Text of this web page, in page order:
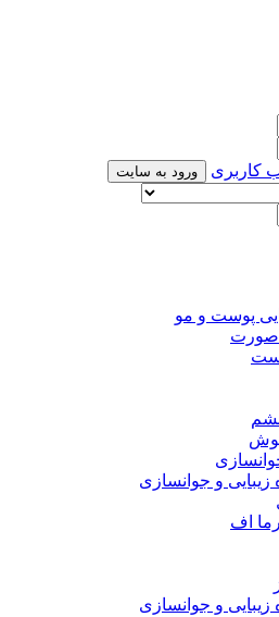
کاربری ورود به سایت
پوست و مو
صورت
زیبایی و جوانسازی
اف
زیبایی و جوانسازی